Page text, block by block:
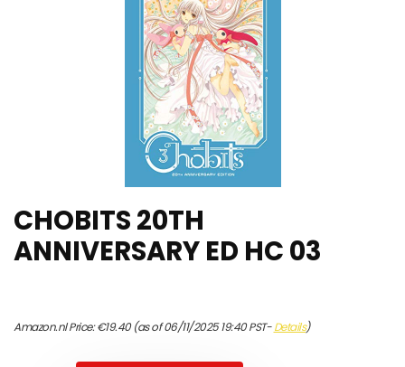
CHOBITS 20TH
ANNIVERSARY ED HC 03
Amazon.nl Price:€19.40(as of 06/11/2025 19:40 PST-Details)